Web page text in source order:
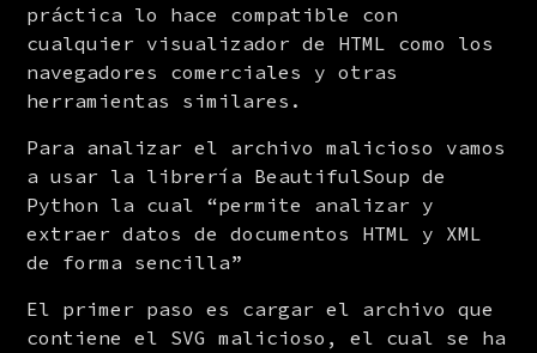
práctica lo hace compatible con
cualquier visualizador de HTML como los
navegadores comerciales y otras
herramientas similares.
Para analizar el archivo malicioso vamos
a usar la librería BeautifulSoup de
Python la cual “permite analizar y
extraer datos de documentos HTML y XML
de forma sencilla”
El primer paso es cargar el archivo que
contiene el SVG malicioso, el cual se ha